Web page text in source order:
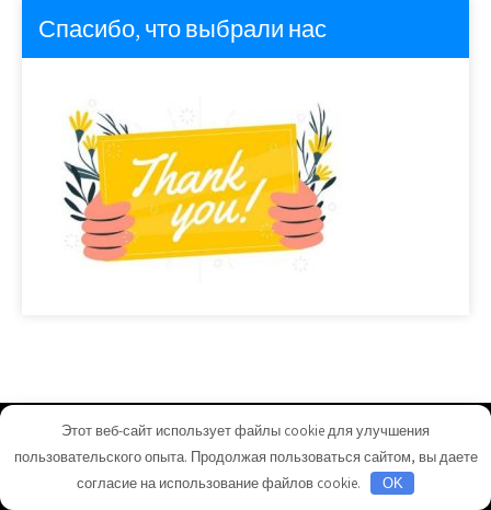
Спасибо, что выбрали нас
homeuyut.ru - Работает на WordPress
Тема от Grace Themes
Этот веб-сайт использует файлы cookie для улучшения
пользовательского опыта. Продолжая пользоваться сайтом, вы даете
согласие на использование файлов cookie.
OK